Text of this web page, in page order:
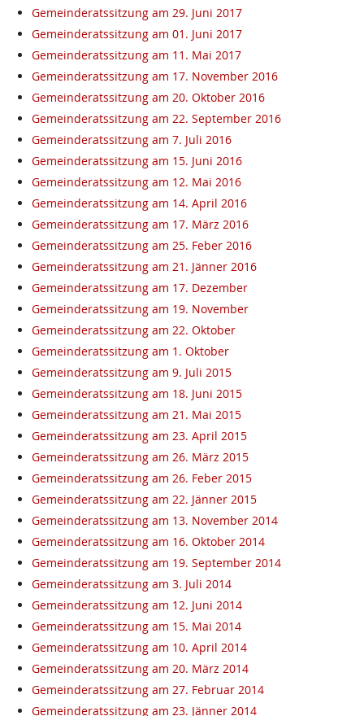
Gemeinderatssitzung am 29. Juni 2017
Gemeinderatssitzung am 01. Juni 2017
Gemeinderatssitzung am 11. Mai 2017
Gemeinderatssitzung am 17. November 2016
Gemeinderatssitzung am 20. Oktober 2016
Gemeinderatssitzung am 22. September 2016
Gemeinderatssitzung am 7. Juli 2016
Gemeinderatssitzung am 15. Juni 2016
Gemeinderatssitzung am 12. Mai 2016
Gemeinderatssitzung am 14. April 2016
Gemeinderatssitzung am 17. März 2016
Gemeinderatssitzung am 25. Feber 2016
Gemeinderatssitzung am 21. Jänner 2016
Gemeinderatssitzung am 17. Dezember
Gemeinderatssitzung am 19. November
Gemeinderatssitzung am 22. Oktober
Gemeinderatssitzung am 1. Oktober
Gemeinderatssitzung am 9. Juli 2015
Gemeinderatssitzung am 18. Juni 2015
Gemeinderatssitzung am 21. Mai 2015
Gemeinderatssitzung am 23. April 2015
Gemeinderatssitzung am 26. März 2015
Gemeinderatssitzung am 26. Feber 2015
Gemeinderatssitzung am 22. Jänner 2015
Gemeinderatssitzung am 13. November 2014
Gemeinderatssitzung am 16. Oktober 2014
Gemeinderatssitzung am 19. September 2014
Gemeinderatssitzung am 3. Juli 2014
Gemeinderatssitzung am 12. Juni 2014
Gemeinderatssitzung am 15. Mai 2014
Gemeinderatssitzung am 10. April 2014
Gemeinderatssitzung am 20. März 2014
Gemeinderatssitzung am 27. Februar 2014
Gemeinderatssitzung am 23. Jänner 2014